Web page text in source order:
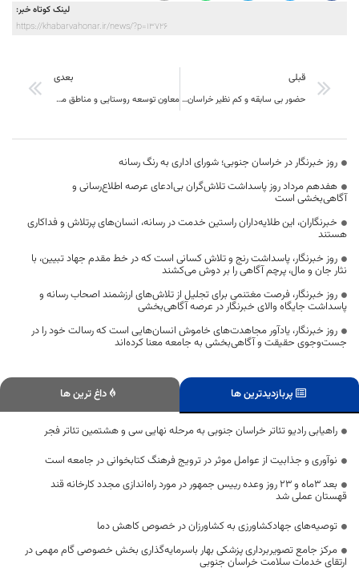
لینک کوتاه خبر:
https://khabarvahonar.ir/news/?p=13726
قبلی
حضور بی سابقه و کم نظیر خراسان جنوبی در یازدهمین نمایشگاه بین المللی گردشگری تهران
بعدی
معاون توسعه روستایی و مناطق محروم کشور در شواری اداری خراسان جنوبی : فلسفه مدیران گره گشایی و گشايش کار مردم است
روز خبرنگار در خراسان جنوبی؛ شورای اداری به رنگ رسانه
هفدهم مرداد روز پاسداشت تلاش‌گران بی‌ادعای عرصه اطلاع‌رسانی و
آگاهی‌بخشی است
خبرنگاران، این طلایه‌داران راستین خدمت در رسانه، انسان‌های پرتلاش و فداکاری
هستند
روز خبرنگار، پاسداشت رنج و تلاش کسانی است که در خط مقدم جهاد تبیین، با
نثار جان و مال، پرچم آگاهی را بر دوش می‌کشند
روز خبرنگار، فرصت مغتنمی برای تجلیل از تلاش‌های ارزشمند اصحاب رسانه و
پاسداشت جایگاه والای خبرنگار در عرصه آگاهی‌بخشی
روز خبرنگار، یادآور مجاهدت‌های خاموش انسان‌هایی است که رسالت خود را در
جست‌وجوی حقیقت و آگاهی‌بخشی به جامعه معنا کرده‌اند
پربازدیدترین ها داغ ترین ها
راهیابی رادیو تئاتر خراسان جنوبی به مرحله نهایی سی و هشتمین تئاتر فجر
نوآوری و جذابیت از عوامل موثر در ترویج فرهنگ کتابخوانی در جامعه است
بعد ۳ماه و ۲۳ روز وعده رییس جمهور در مورد راه‌اندازی مجدد کارخانه قند
قهستان عملی شد
توصیه‌های جهادکشاورزی به کشاورزان در خصوص کاهش دما
مرکز جامع تصویربرداری پزشکی بهار باسرمایه‌گذاری بخش خصوصی گام مهمی در
ارتقای خدمات سلامت خراسان جنوبی